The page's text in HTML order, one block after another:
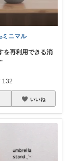
ニマル
を再利用できる消
132
いいね